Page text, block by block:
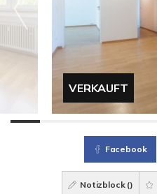
VERKAUFT
Facebook
Notizblock ()